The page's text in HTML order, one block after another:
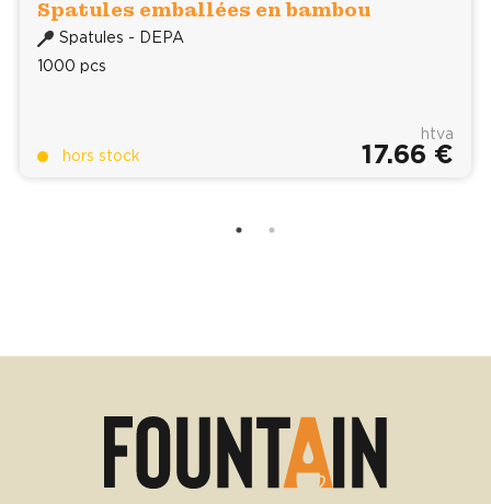
Spatules emballées en bambou
Spatules - DEPA
1000 pcs
hors stock
htva
17.66 €